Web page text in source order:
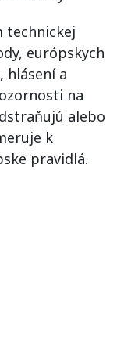
technickej
európskych
hlásení a
na
alebo
k
pravidlá.